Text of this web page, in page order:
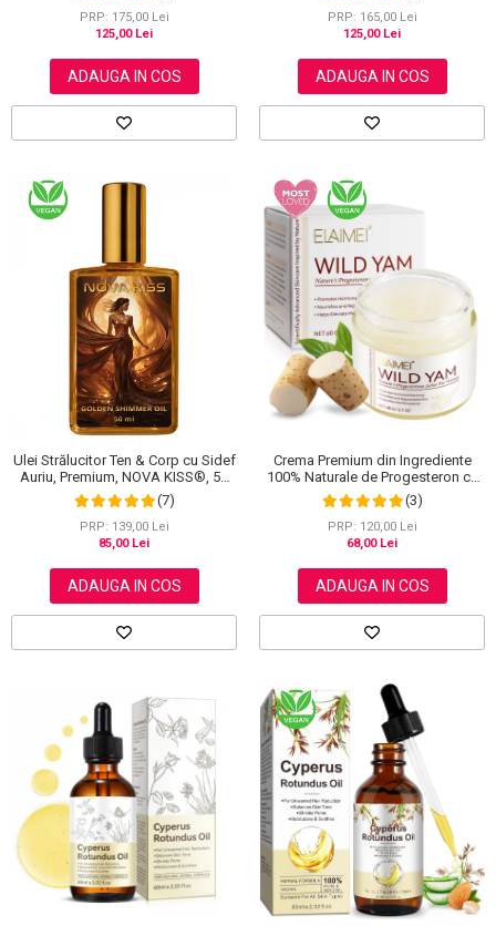
PRP: 175,00 Lei
125,00 Lei
ADAUGA IN COS
PRP: 165,00 Lei
125,00 Lei
ADAUGA IN COS
Ulei Strălucitor Ten & Corp cu Sidef
Auriu, Premium, NOVA KISS®, 50
ml
(7)
PRP: 139,00 Lei
85,00 Lei
ADAUGA IN COS
Crema Premium din Ingrediente
100% Naturale de Progesteron ce
amelioreaza Menstruatia sau
Menopauza, Elaimei 60 g
(3)
PRP: 120,00 Lei
68,00 Lei
ADAUGA IN COS